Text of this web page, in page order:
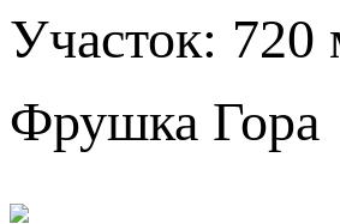
Участок: 720
Фрушка Гора